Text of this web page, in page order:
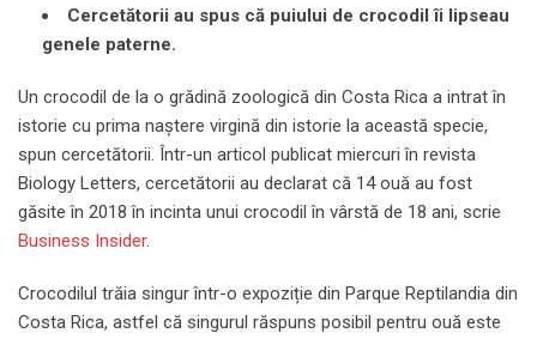
Cercetătorii au spus că puiului de crocodil îi lipseau
genele paterne.
Un crocodil de la o grădină zoologică din Costa Rica a intrat în
istorie cu prima naștere virgină din istorie la această specie,
spun cercetătorii. Într-un articol publicat miercuri în revista
Biology Letters, cercetătorii au declarat că 14 ouă au fost
găsite în 2018 în incinta unui crocodil în vârstă de 18 ani, scrie
Business Insider.
Crocodilul trăia singur într-o expoziție din Parque Reptilandia din
Costa Rica, astfel că singurul răspuns posibil pentru ouă este